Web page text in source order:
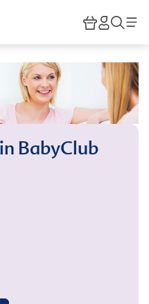
HiPP
BabyClub